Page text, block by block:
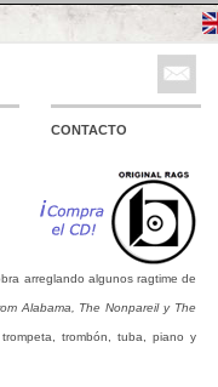
CONTACTO
arreglando algunos ragtime de
Alabama, The Nonpareil y The
trombón, tuba, piano y